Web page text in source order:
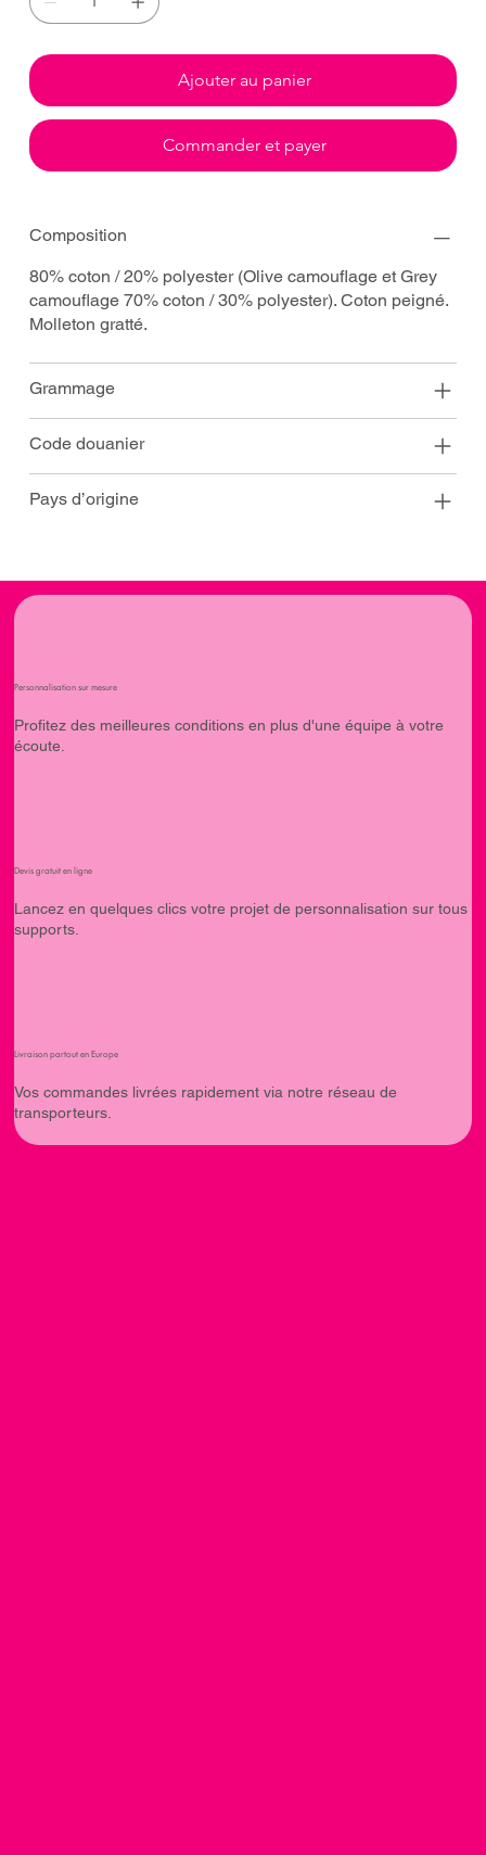
Ajouter au panier
Commander et payer
Composition
80% coton / 20% polyester (Olive camouflage et Grey
camouflage 70% coton / 30% polyester). Coton peigné.
Molleton gratté.
Grammage
Code douanier
Pays d’origine
Personnalisation sur mesure
Profitez des meilleures conditions en plus d'une équipe à votre
écoute.
Devis gratuit en ligne
Lancez en quelques clics votre projet de personnalisation sur tous
supports.
Livraison partout en Europe
Vos commandes livrées rapidement via notre réseau de
transporteurs.